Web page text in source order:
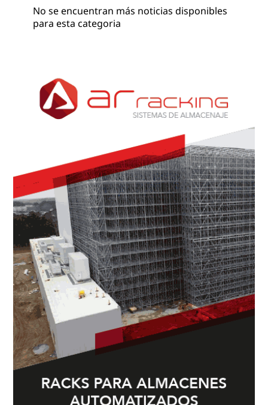
No se encuentran más noticias disponibles
para esta categoria